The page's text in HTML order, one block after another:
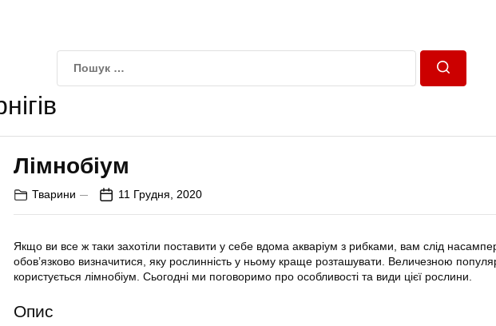
Лімнобіум
Тварини 11 Грудня, 2020
Якщо ви все ж таки захотіли поставити у себе вдома акваріум з рибками, вам слід
обов’язково визначитися, яку рослинність у ньому краще розташувати. Величезною
користується лімнобіум . Сьогодні ми поговоримо про особливості та види цієї рослини.
Опис